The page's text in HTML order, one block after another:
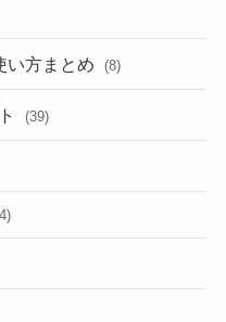
方まとめ (8)
(39)